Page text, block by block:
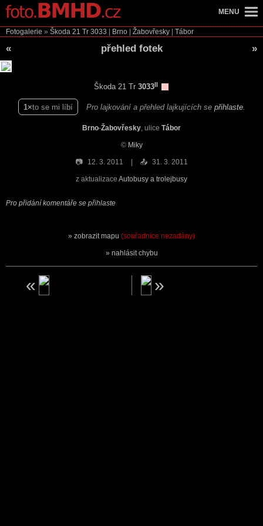
Fotogalerie » Škoda 21 Tr 3033 Brno Žabovřesky Tábor
« přehled fotek »
Škoda 21 Tr 3033II
1 to se mi líbí Pro lajkování a přehled lajkujících se přihlaste.
Brno-Žabovřesky, ulice Tábor
© Miky
📷 12. 3. 2011 📤 31. 3. 2011
z aktualizace Autobusy a trolejbusy
Pro přidání komentáře se přihlaste
zobrazit mapu (souřadnice nezadány)
nahlásit chybu
MENU